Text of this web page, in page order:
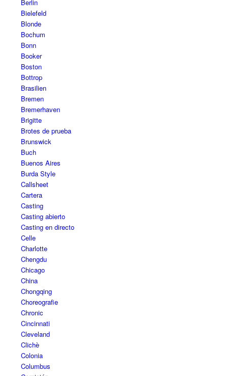
Berlin
Bielefeld
Blonde
Bochum
Bonn
Booker
Boston
Bottrop
Brasilien
Bremen
Bremerhaven
Brigitte
Brotes de prueba
Brunswick
Buch
Buenos Aires
Burda Style
Callsheet
Cartera
Casting
Casting abierto
Casting en directo
Celle
Charlotte
Chengdu
Chicago
China
Chongqing
Choreografie
Chronic
Cincinnati
Cleveland
Clichè
Colonia
Columbus